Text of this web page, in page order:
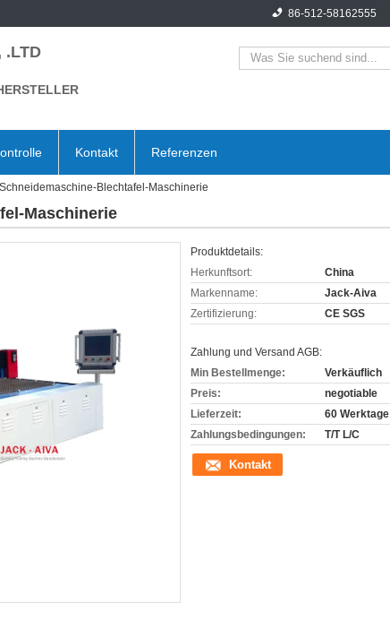
86-512-58162555
.LTD
Kontakt Referenzen
Blechtafel-Maschinerie
Maschinerie
Produktdetails:
Herkunftsort:
China
Markenname:
Jack-Aiva
Zertifizierung:
CE SGS
Zahlung und Versand AGB:
Min Bestellmenge:
Verkäuflich
Preis:
negotiable
Lieferzeit:
60 Werktage
Zahlungsbedingungen:
T/T L/C
Kontakt